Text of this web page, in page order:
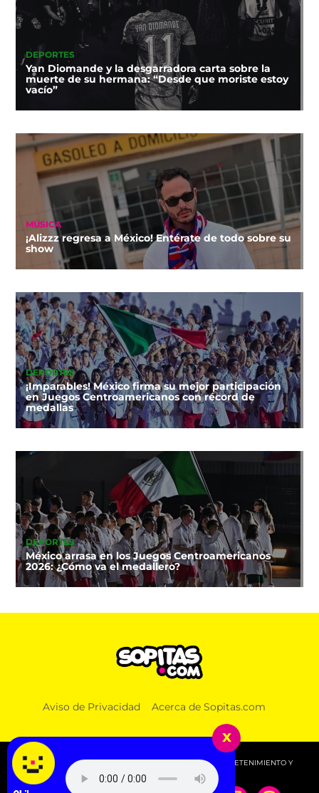
DEPORTES
Yan Diomande y la desgarradora carta sobre la
muerte de su hermana: “Desde que moriste estoy
vacío”
MÚSICA
¡Alizzz regresa a México! Entérate de todo sobre su
show
DEPORTES
¡Imparables! México firma su mejor participación
en Juegos Centroamericanos con récord de
medallas
DEPORTES
México arrasa en los Juegos Centroamericanos
2026: ¿Cómo va el medallero?
Aviso de Privacidad Acerca de Sopitas.com
© 2026 SOPITAS.COM - MÚSICA, NOTICIAS, DEPORTES, ENTRETENIMIENTO Y
MÁS!.
x